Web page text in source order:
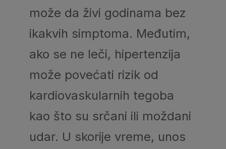
može da živi godinama bez
ikakvih simptoma. Međutim,
ako se ne leči, hipertenzija
može povećati rizik od
kardiovaskularnih tegoba
kao što su srčani ili moždani
udar. U skorije vreme, unos